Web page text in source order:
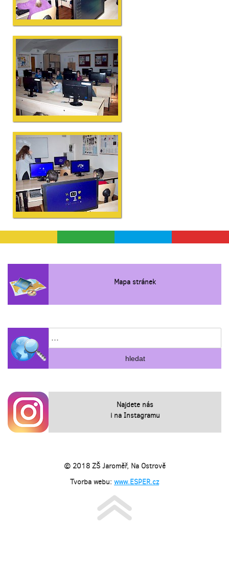
Mapa stránek
Najdete nás
i na Instagramu
© 2018 ZŠ Jaroměř, Na Ostrově
Tvorba webu: www.ESPER.cz